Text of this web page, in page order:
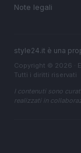
Note legali
style24.it è una
Copyright © 2026 ·
Tutti i diritti riservati
I contenuti sono
realizzati in